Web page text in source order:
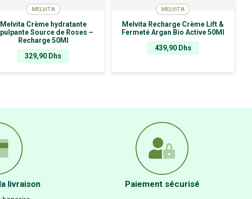
MELVITA
Melvita Crème hydratante
Source de Roses –
Recharge 50Ml
329,90 Dhs
MELVITA
Melvita Recharge Crème Lift &
Fermeté Argan Bio Active 50Ml
439,90 Dhs
livraison Paiement sécurisé